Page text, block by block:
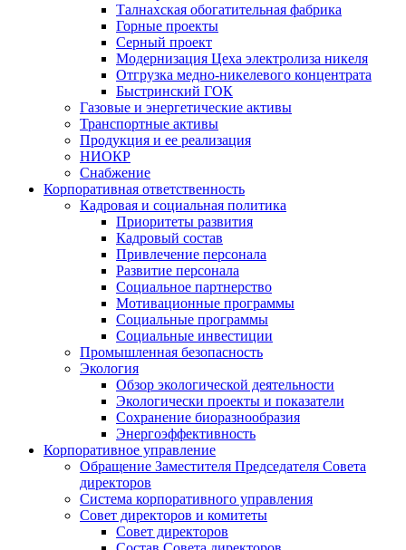
Талнахская обогатительная фабрика
Горные проекты
Серный проект
Модернизация Цеха электролиза никеля
Отгрузка медно-никелевого концентрата
Быстринский ГОК
Газовые и энергетические активы
Транспортные активы
Продукция и ее реализация
НИОКР
Снабжение
Корпоративная ответственность
Кадровая и социальная политика
Приоритеты развития
Кадровый состав
Привлечение персонала
Развитие персонала
Социальное партнерство
Мотивационные программы
Социальные программы
Социальные инвестиции
Промышленная безопасность
Экология
Обзор экологической деятельности
Экологически проекты и показатели
Сохранение биоразнообразия
Энергоэффективность
Корпоративное управление
Обращение Заместителя Председателя Совета
директоров
Система корпоративного управления
Совет директоров и комитеты
Совет директоров